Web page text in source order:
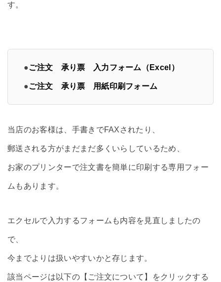
す。
●ご注文 承り票 入力フォーム（Excel）
●ご注文 承り票 用紙印刷フォーム
当店のお客様は、手書きでFAXされたり、
郵送される方がまだまだ多くいらしているため、
お家のプリンターで注文書を簡単に印刷する専用フォー
ムもあります。
エクセルで入力するフォームも内容を見直しましたの
で、
今までよりは扱いやすいかと存じます。
該当ページは以下の【ご注文について】をクリックする